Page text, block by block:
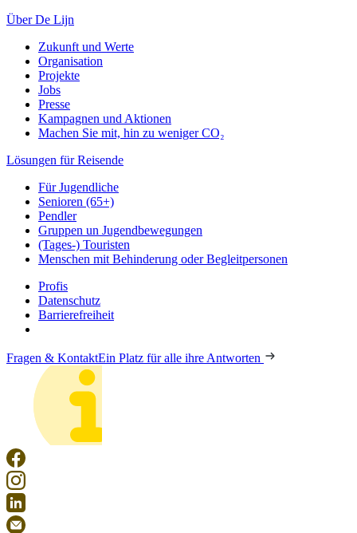
Über De Lijn
Zukunft und Werte
Organisation
Projekte
Jobs
Presse
Kampagnen und Aktionen
Machen Sie mit, hin zu weniger CO₂
Lösungen für Reisende
Für Jugendliche
Senioren (65+)
Pendler
Gruppen un Jugendbewegungen
(Tages-) Touristen
Menschen mit Behinderung oder Begleitpersonen
Profis
Datenschutz
Barrierefreiheit
Fragen & KontaktEin Platz für alle ihre Antworten